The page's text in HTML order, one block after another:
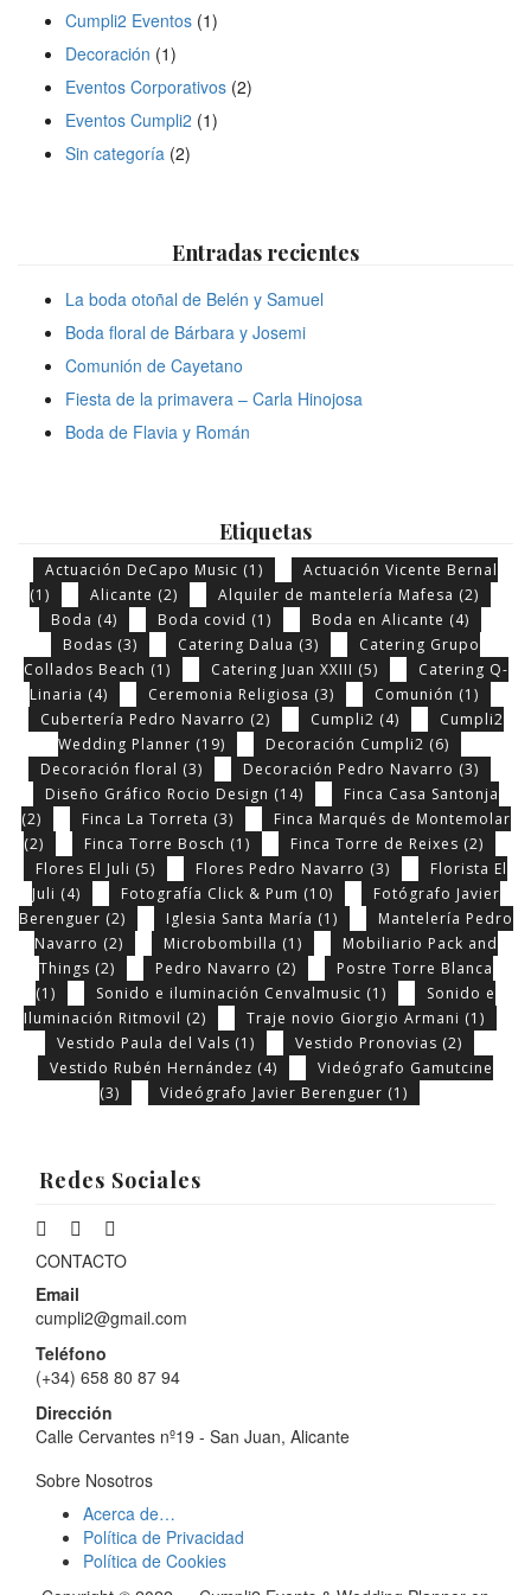
Cumpli2 Eventos (1)
Decoración (1)
Eventos Corporativos (2)
Eventos Cumpli2 (1)
Sin categoría (2)
Entradas recientes
La boda otoñal de Belén y Samuel
Boda floral de Bárbara y Josemi
Comunión de Cayetano
Fiesta de la primavera – Carla Hinojosa
Boda de Flavia y Román
Etiquetas
Actuación DeCapo Music (1)
Actuación Vicente Bernal
(1)
Alicante (2) Alquiler de mantelería Mafesa (2)
Boda (4) Boda covid (1) Boda en Alicante (4)
Bodas (3) Catering Dalua (3)
Catering Grupo
Collados Beach (1) Catering Juan XXIII (5)
Catering Q-
Linaria (4) Ceremonia Religiosa (3) Comunión (1)
Cubertería Pedro Navarro (2) Cumpli2 (4)
Cumpli2
Wedding Planner (19) Decoración Cumpli2 (6)
Decoración floral (3) Decoración Pedro Navarro (3)
Diseño Gráfico Rocio Design (14)
Finca Casa Santonja
(2)
Finca La Torreta (3)
Finca Marqués de Montemolar
(2)
Finca Torre Bosch (1) Finca Torre de Reixes (2)
Flores El Juli (5) Flores Pedro Navarro (3)
Florista El
Juli (4) Fotografía Click & Pum (10)
Fotógrafo Javier
Berenguer (2) Iglesia Santa María (1)
Mantelería Pedro
Navarro (2) Microbombilla (1)
Mobiliario Pack and
Things (2) Pedro Navarro (2)
Postre Torre Blanca
(1)
Sonido e iluminación Cenvalmusic (1)
Sonido e
Iluminación Ritmovil (2) Traje novio Giorgio Armani (1)
Vestido Paula del Vals (1) Vestido Pronovias (2)
Vestido Rubén Hernández (4)
Videógrafo Gamutcine
(3)
Videógrafo Javier Berenguer (1)
Redes Sociales
CONTACTO
Email
cumpli2@gmail.com
Teléfono
(+34) 658 80 87 94
Dirección
Calle Cervantes nº19 - San Juan, Alicante
Sobre Nosotros
Acerca de…
Política de Privacidad
Política de Cookies